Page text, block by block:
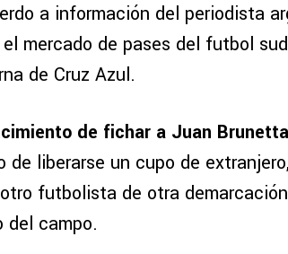
a información del periodista
mercado de pases del futbol
de Cruz Azul.
de fichar a Juan Brunetta
liberarse un cupo de
futbolista de otra
del campo.